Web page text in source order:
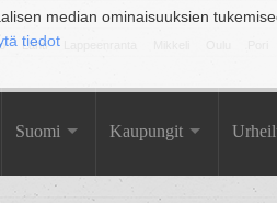
median ominaisuuksien
tiedot
Lahti
Suomi Kaupungit